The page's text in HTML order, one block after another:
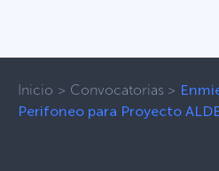
Inicio > Convocatorias >
Perifoneo para Proyecto